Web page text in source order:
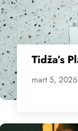
Tidža’s
mart 5, 2026